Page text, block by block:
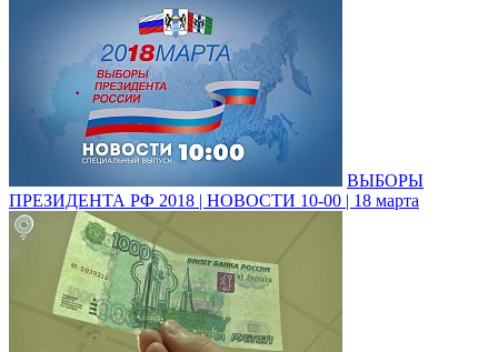
ВЫБОРЫ
ПРЕЗИДЕНТА РФ 2018 | НОВОСТИ 10-00 | 18 марта